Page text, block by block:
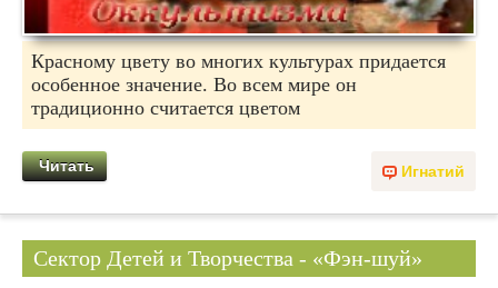
Красному цвету во многих культурах придается
особенное значение. Во всем мире он
традиционно считается цветом
Игнатий
Читать
Сектор Детей и Творчества - «Фэн-шуй»